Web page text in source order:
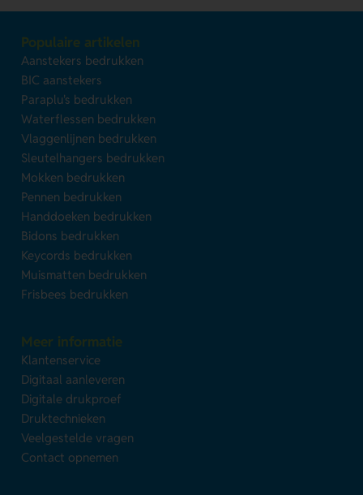
Populaire artikelen
Aanstekers bedrukken
BIC aanstekers
Paraplu's bedrukken
Waterflessen bedrukken
Vlaggenlijnen bedrukken
Sleutelhangers bedrukken
Mokken bedrukken
Pennen bedrukken
Handdoeken bedrukken
Bidons bedrukken
Keycords bedrukken
Muismatten bedrukken
Frisbees bedrukken
Meer informatie
Klantenservice
Digitaal aanleveren
Digitale drukproef
Druktechnieken
Veelgestelde vragen
Contact opnemen